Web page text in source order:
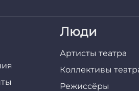
Люди
Артисты театра
Коллективы
Режиссёры